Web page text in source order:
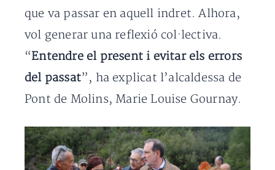
que va passar en aquell indret. Alhora,
vol generar una reflexió col·lectiva.
“Entendre el present i evitar els errors
del passat”, ha explicat l’alcaldessa de
Pont de Molins, Marie Louise Gournay.